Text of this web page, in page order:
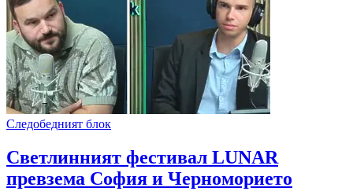
Следобедният блок
Светлинният фестивал LUNAR
превзема София и Черноморието